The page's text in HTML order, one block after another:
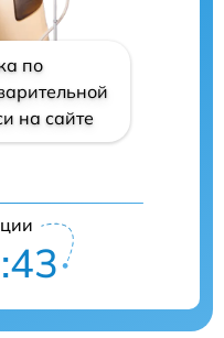
по
на сайте